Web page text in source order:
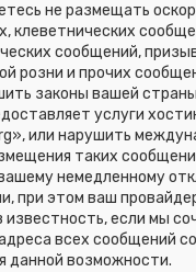
не размещать
клеветнических
сообщений,
розни и прочих
законы вашей
услуги
или нарушить
таких
немедленному
при этом ваш
известность, если мы
всех сообщений
данной возможности.